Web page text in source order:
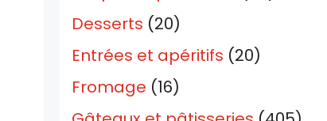
Desserts (20)
Entrées et apéritifs (20)
Fromage (16)